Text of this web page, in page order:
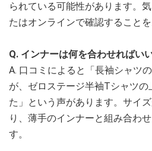
られている可能性があります。
たはオンラインで確認することを
Q. インナーは何を合わせればい
A. 口コミによると「長袖シャツ
が、ゼロステージ半袖Tシャツの
た」という声があります。サイ
り、薄手のインナーと組み合わ
す。